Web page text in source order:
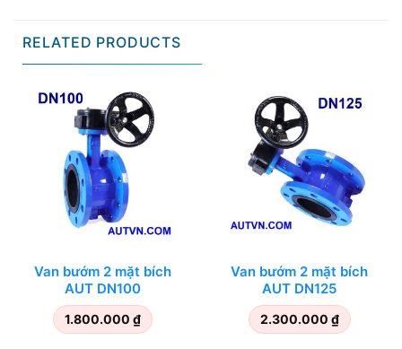
RELATED PRODUCTS
Van bướm 2 mặt bích
AUT DN100
1.800.000 ₫
Van bướm 2 mặt bích
AUT DN125
2.300.000 ₫